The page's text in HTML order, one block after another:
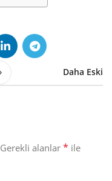
Daha Eski
Gerekli alanlar * ile